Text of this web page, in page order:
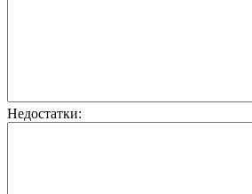
Недостатки: